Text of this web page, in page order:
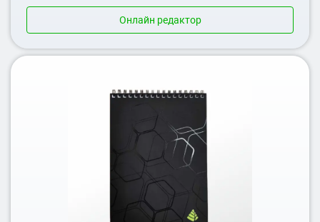
Онлайн редактор